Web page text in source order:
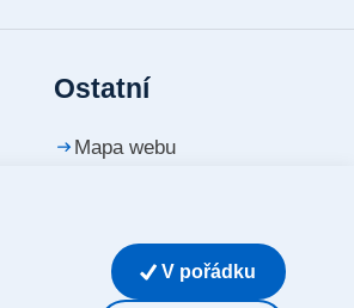
Ostatní
Mapa webu
Whistleblowing
Upravit nastavení cookies
V pořádku